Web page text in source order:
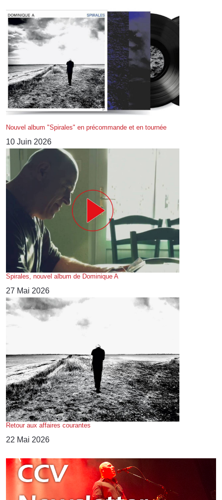
Nouvel album "Spirales" en précommande et en tournée
10 Juin 2026
Spirales, nouvel album de Dominique A
27 Mai 2026
Retour aux affaires courantes
22 Mai 2026